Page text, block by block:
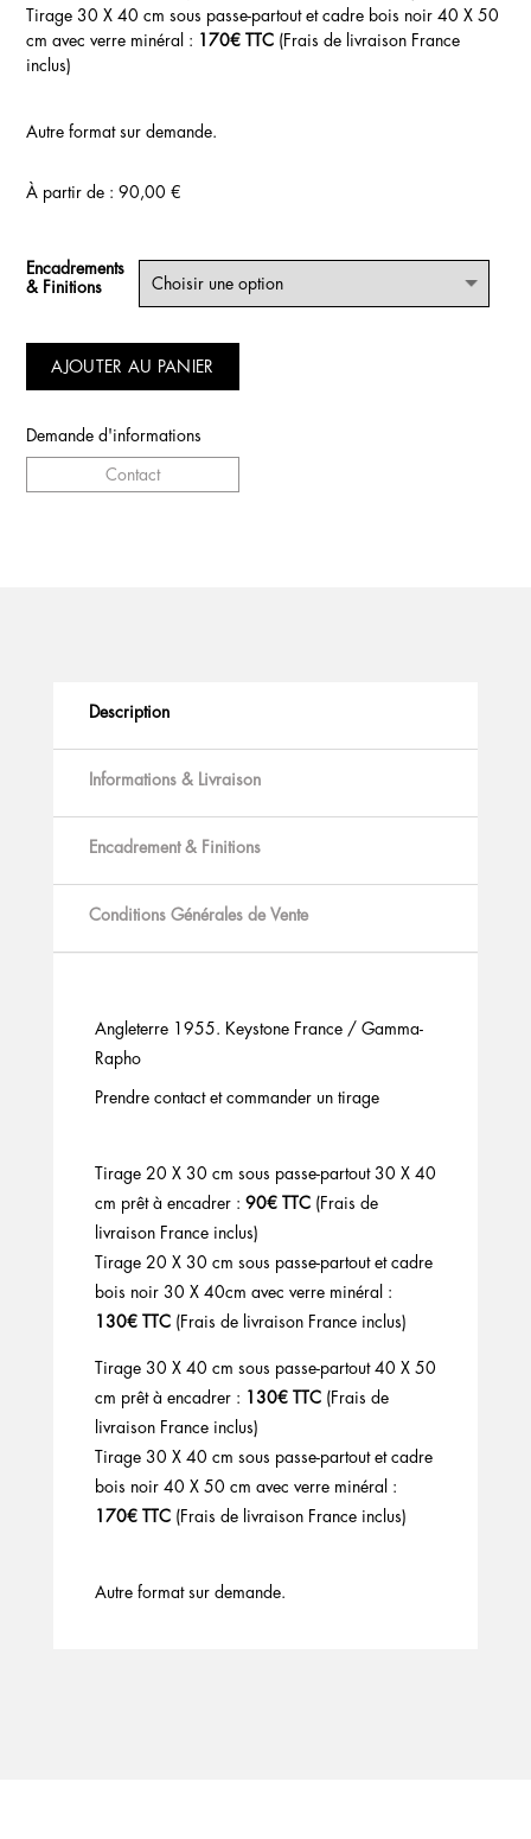
Tirage 30 X 40 cm sous passe-partout et cadre bois noir 40 X 50
cm avec verre minéral : 170€ TTC (Frais de livraison France
inclus)
Autre format sur demande.
À partir de :90,00€
Encadrements
& Finitions
AJOUTER AU PANIER
Demande d'informations
Contact
Description
Informations & Livraison
Encadrement & Finitions
Conditions Générales de Vente
Angleterre 1955. Keystone France / Gamma-
Rapho
Prendre contact et commander un tirage
Tirage 20 X 30 cm sous passe-partout 30 X 40
cm prêt à encadrer : 90€ TTC(Frais de
livraison France inclus)
Tirage 20 X 30 cm sous passe-partout et cadre
bois noir 30 X 40cm avec verre minéral :
130€ TTC (Frais de livraison France inclus)
Tirage 30 X 40 cm sous passe-partout 40 X 50
cm prêt à encadrer : 130€ TTC(Frais de
livraison France inclus)
Tirage 30 X 40 cm sous passe-partout et cadre
bois noir 40 X 50 cm avec verre minéral :
170€ TTC(Frais de livraison France inclus)
Autre format sur demande.